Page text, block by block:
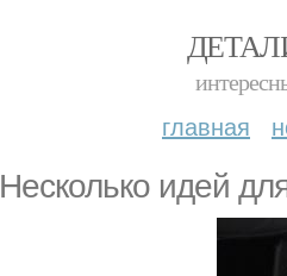
главная
Несколько идей